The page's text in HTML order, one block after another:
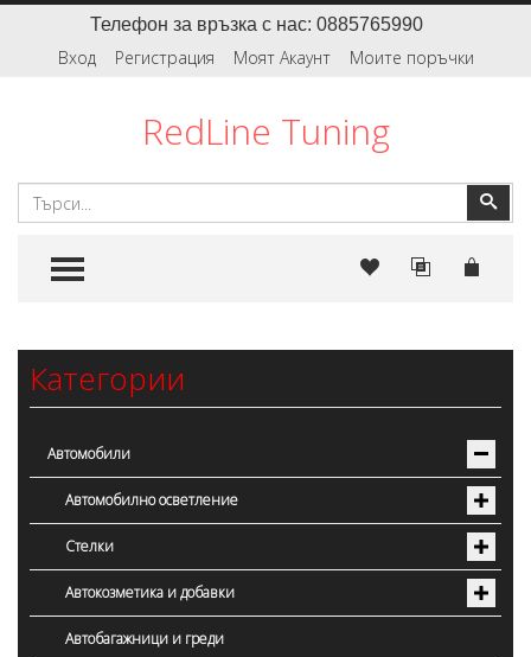
Телефон за връзка с нас: 0885765990
Вход Регистрация Моят Акаунт Моите поръчки
RedLine Tuning
TOGGLE MENU
Категории
Автомобили
Автомобилно осветление
Стелки
Автокозметика и добавки
Автобагажници и греди